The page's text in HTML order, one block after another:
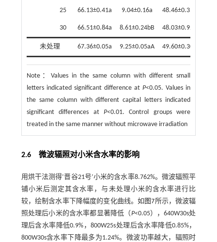
25 66.13±0.41a 9.04±0.16a 48.46±0.33a
30 66.51±0.84a 8.61±0.24bB 48.03±0.92b
未处理 67.36±0.05a 9.25±0.05aA 49.60±0.30a
Note： Values in the same column with different small
letters indicated significant difference atP<0.05. Values in
the same column with different capital letters indicated
significant differences at P<0.01. Control groups were
treated in the same manner without microwave irradiation
2.6 微波辐照对小米含水率的影响
用烘干法测得‘晋谷21号’小米的含水率8.762%。微波辐照平
铺小米后测定其含水率，与未处理小米的含水率进行比
较，绘制含水率下降幅度的变化曲线。如 图7所示，微波辐
照处理后小米的含水率都显著降低（ P<0.05），640W30s处
理后含水率降低0.9%，800W25s处理后含水率降低0.85%，
800W30s含水率下降最多为1.24%。微波功率越大，辐照时